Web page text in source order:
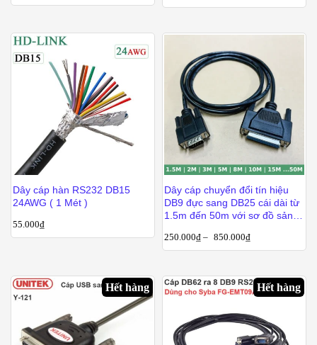
Dây cáp hàn RS232 DB15
24AWG ( 1 Mét )
55.000₫
Dây cáp chuyển đổi tín hiệu
DB9 đực sang DB25 cái dài từ
1.5m đến 50m với sơ đồ sản
250.000₫ – 850.000₫
Hết hàng Hết hàng